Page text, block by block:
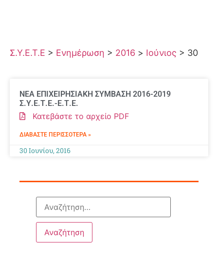
Σ.Υ.Ε.Τ.Ε > Ενημέρωση > 2016 > Ιούνιος > 30
ΝΕΑ ΕΠΙΧΕΙΡΗΣΙΑΚΗ ΣΥΜΒΑΣΗ 2016-2019
Σ.Υ.Ε.Τ.Ε.-Ε.Τ.Ε.
Κατεβάστε το αρχείο PDF
ΔΙΑΒΆΣΤΕ ΠΕΡΙΣΣΌΤΕΡΑ »
30 Ιουνίου, 2016